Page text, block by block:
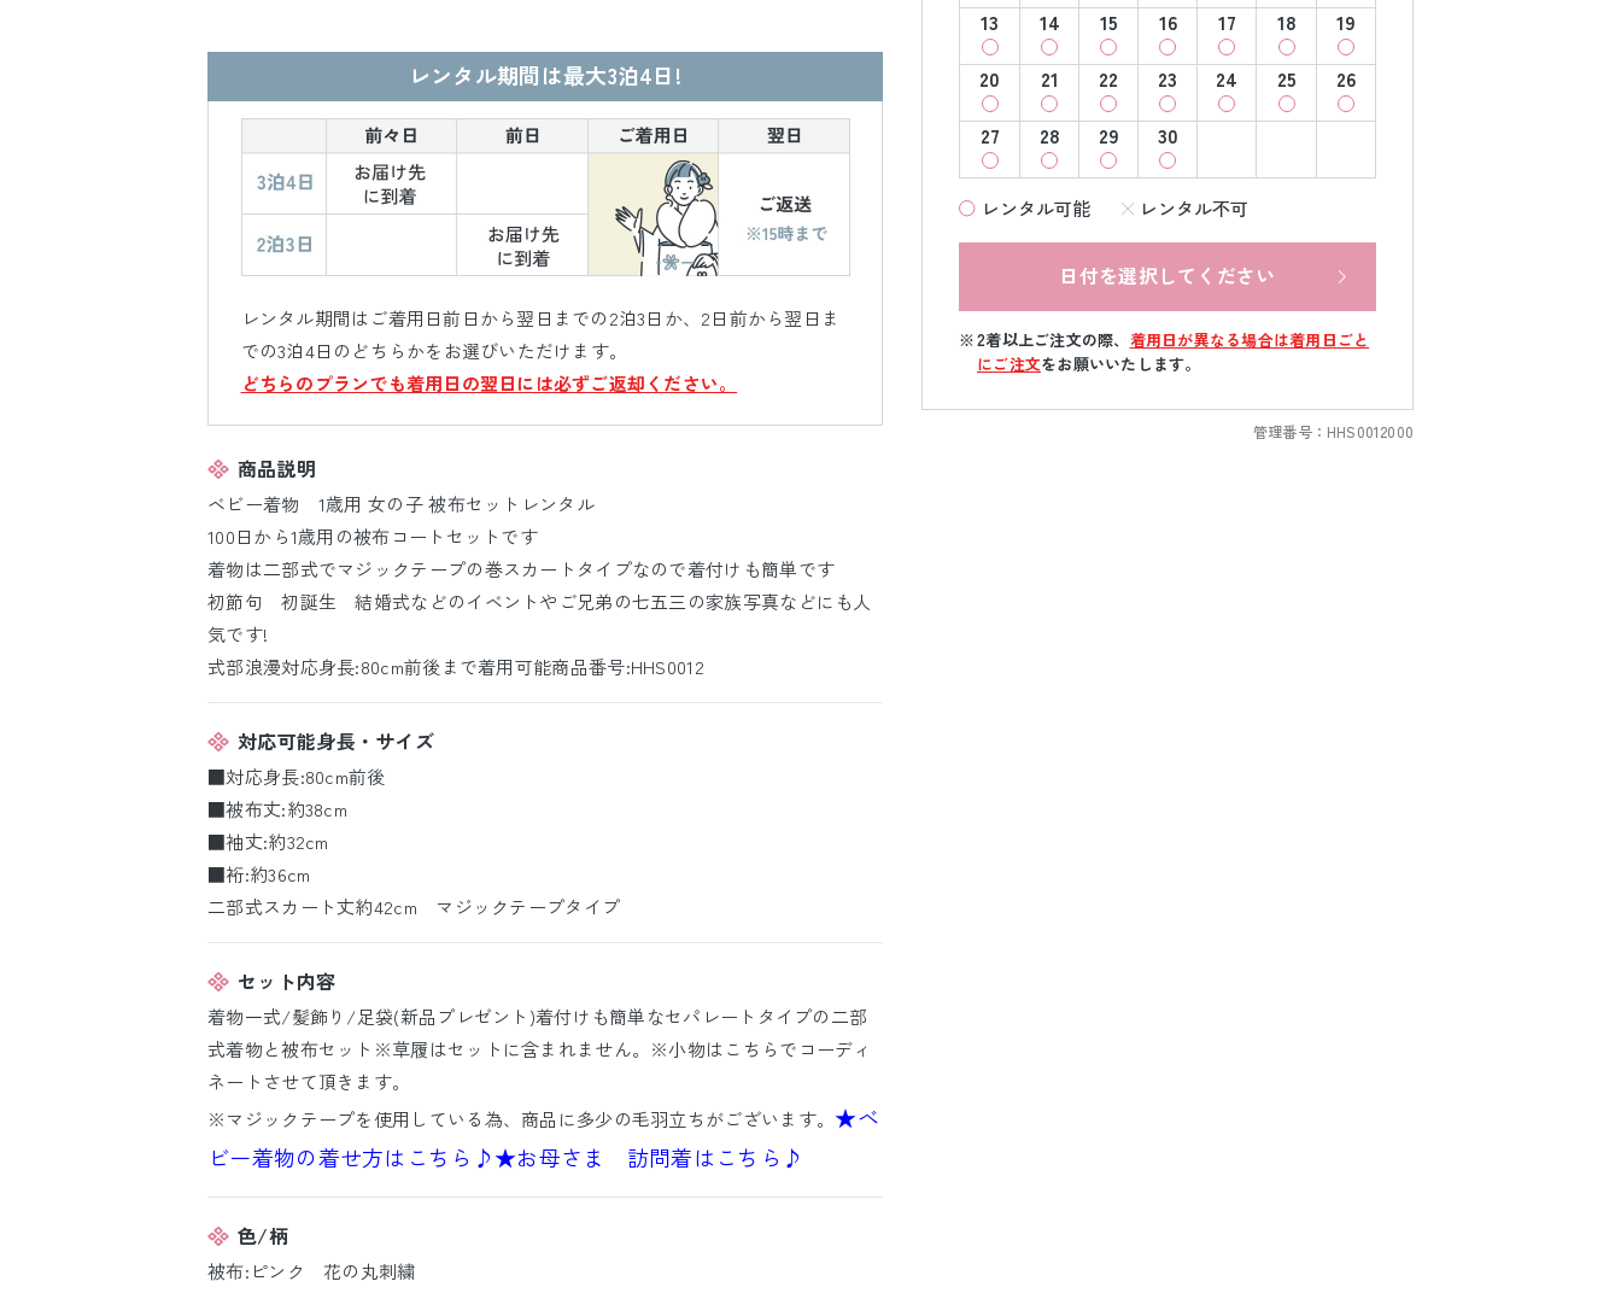
13
14 15 16 17 18
19
20
21 22 23 24 25
26
27
28 29 30
レンタル可能 レンタル不可
日付を選択してください
2着以上ご注文の際、 着用日が異なる場合は着用日ごと
にご注文をお願いいたします。
管理番号： HHS0012000
レンタル期間は最大3泊4日!
レンタル期間はご着用日前日から翌日までの2泊3日か、2日前から翌日ま
での3泊4日のどちらかをお選びいただけます。
どちらのプランでも着用日の翌日には必ずご返却ください。
商品説明
ベビー着物 1歳用 女の子 被布セットレンタル
100日から1歳用の被布コートセットです
着物は二部式でマジックテープの巻スカートタイプなので着付けも簡単です
初節句 初誕生 結婚式などのイベントやご兄弟の七五三の家族写真などにも人
気です!
式部浪漫対応身長:80cm前後まで着用可能商品番号:HHS0012
対応可能身長・サイズ
■対応身長:80cm前後
■被布丈:約38cm
■袖丈:約32cm
■裄:約36cm
二部式スカート丈約42cm マジックテープタイプ
セット内容
着物一式/髪飾り/足袋(新品プレゼント)着付けも簡単なセパレートタイプの二部
式着物と被布セット※草履はセットに含まれません。※小物はこちらでコーディ
ネートさせて頂きます。
※マジックテープを使用している為、商品に多少の毛羽立ちがございます。★ベ
ビー着物の着せ方はこちら♪★お母さま 訪問着はこちら♪
色/柄
被布:ピンク 花の丸刺繍